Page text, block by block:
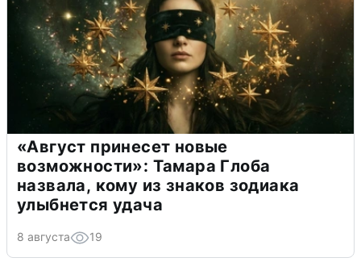
«Август принесет новые
возможности»: Тамара Глоба
назвала, кому из знаков зодиака
улыбнется удача
8 августа 19